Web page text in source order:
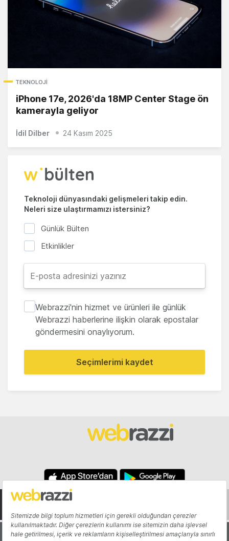
TEKNOLOJI
iPhone 17e, 2026'da 18MP Center Stage ön
kamerayla geliyor
İdil Dilber 24 Kasım 2025
Teknoloji dünyasındaki gelişmeleri takip edin.
Neleri size ulaştırmamızı istersiniz?
Günlük Bülten
Etkinlikler
Webrazzi'nin hizmet ve ürünleri ile günlük
Webrazzi haberlerine ilişkin olarak epostalar
göndermesini onaylıyorum.
Seçimlerimi kaydet
Hakkında Yazarlar